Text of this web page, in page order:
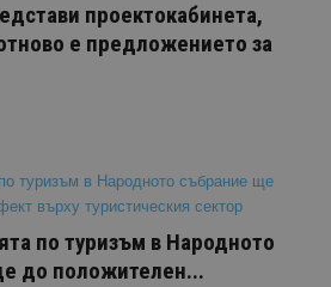
проектокабинета,
е предложението за
по туризъм в Народното
до положителен...